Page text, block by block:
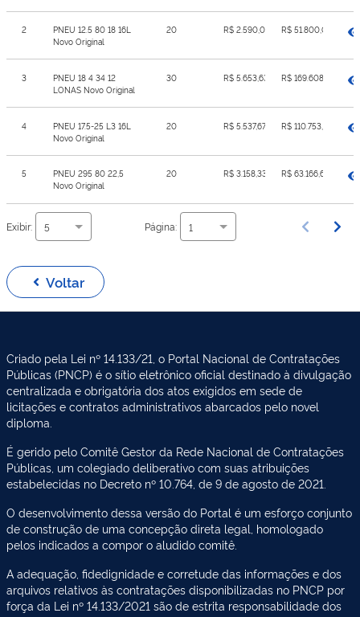
2
PNEU 12.5 80 18 16L
Novo Original
20 R$ 2.590,00 R$ 51.800,00
3
PNEU 18 4 34 12
LONAS Novo Original
30 R$ 5.653,63 R$ 169.608,90
4
PNEU 17.5-25 L3 16L
Novo Original
20 R$ 5.537,67 R$ 110.753,40
5
PNEU 295 80 22,5
Novo Original
20 R$ 3.158,33 R$ 63.166,60
Exibir: 5 Página: 1
Voltar
Criado pela Lei nº 14.133/21, o Portal Nacional de Contratações
Públicas (PNCP) é o sítio eletrônico oficial destinado à divulgação
centralizada e obrigatória dos atos exigidos em sede de
licitações e contratos administrativos abarcados pelo novel
diploma.
É gerido pelo Comitê Gestor da Rede Nacional de Contratações
Públicas, um colegiado deliberativo com suas atribuições
estabelecidas no Decreto nº 10.764, de 9 de agosto de 2021.
O desenvolvimento dessa versão do Portal é um esforço conjunto
de construção de uma concepção direta legal, homologado
pelos indicados a compor o aludido comitê.
A adequação, fidedignidade e corretude das informações e dos
arquivos relativos às contratações disponibilizadas no PNCP por
força da Lei nº 14.133/2021 são de estrita responsabilidade dos